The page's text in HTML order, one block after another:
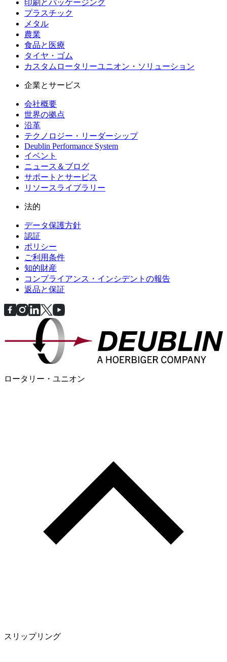
印刷とパッケージング
プラスチック
メタル
農業
食品と医療
タイヤ・ゴム
カスタムロータリーユニオン・ソリューション
企業とサービス
会社概要
世界の拠点
沿革
テクノロジー・リーダーシップ
Deublin Performance System
イベント
ニュース＆ブログ
サポートとサービス
リソースライブラリー
法的
データ保護方針
認証
ポリシー
ご利用条件
知的財産
コンプライアンス・インシデントの報告
返品と保証
ロータリー・ユニオン
スリップリング